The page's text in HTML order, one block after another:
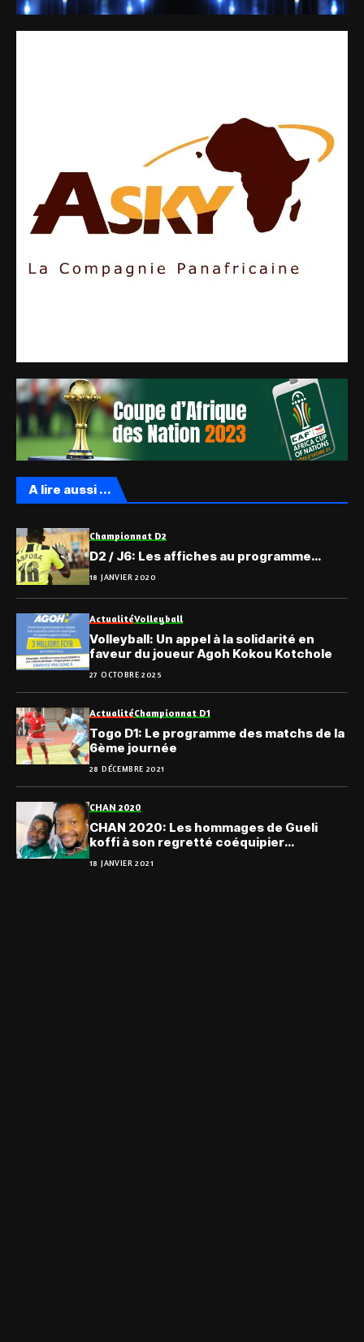
A lire aussi ...
Championnat D2
D2 / J6: Les affiches au programme…
18 JANVIER 2020
ActualitéVolleyball
Volleyball: Un appel à la solidarité en
faveur du joueur Agoh Kokou Kotchole
27 OCTOBRE 2025
ActualitéChampionnat D1
Togo D1: Le programme des matchs de la
6ème journée
28 DÉCEMBRE 2021
CHAN 2020
CHAN 2020: Les hommages de Gueli
koffi à son regretté coéquipier
Koudagba kossi
18 JANVIER 2021